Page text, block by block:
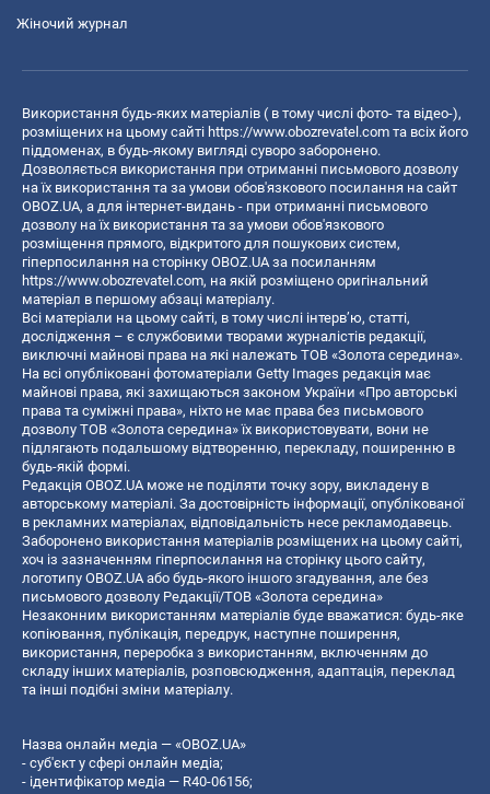
Жіночий журнал
Використання будь-яких матеріалів ( в тому числі фото- та відео-),
розміщених на цьому сайті https://www.obozrevatel.com та всіх його
піддоменах, в будь-якому вигляді суворо заборонено.
Дозволяється використання при отриманні письмового дозволу
на їх використання та за умови обов'язкового посилання на сайт
OBOZ.UA, а для інтернет-видань - при отриманні письмового
дозволу на їх використання та за умови обов'язкового
розміщення прямого, відкритого для пошукових систем,
гіперпосилання на сторінку OBOZ.UA за посиланням
https://www.obozrevatel.com, на якій розміщено оригінальний
матеріал в першому абзаці матеріалу.
Всі матеріали на цьому сайті, в тому числі інтерв’ю, статті,
дослідження – є службовими творами журналістів редакції,
виключні майнові права на які належать ТОВ «Золота середина».
На всі опубліковані фотоматеріали Getty Images редакція має
майнові права, які захищаються законом України «Про авторські
права та суміжні права», ніхто не має права без письмового
дозволу ТОВ «Золота середина» їх використовувати, вони не
підлягають подальшому відтворенню, перекладу, поширенню в
будь-якій формі.
Редакція OBOZ.UA може не поділяти точку зору, викладену в
авторському матеріалі. За достовірність інформації, опублікованої
в рекламних матеріалах, відповідальність несе рекламодавець.
Заборонено використання матеріалів розміщених на цьому сайті,
хоч із зазначенням гіперпосилання на сторінку цього сайту,
логотипу OBOZ.UA або будь-якого іншого згадування, але без
письмового дозволу Редакції/ТОВ «Золота середина»
Незаконним використанням матеріалів буде вважатися: будь-яке
копiювання, публiкацiя, передрук, наступне поширення,
використання, переробка з використанням, включенням до
складу інших матеріалів, розповсюдження, адаптація, переклад
та інші подібні зміни матеріалу.
Назва онлайн медіа — «OBOZ.UA»
- суб'єкт у сфері онлайн медіа;
- ідентифікатор медіа — R40-06156;